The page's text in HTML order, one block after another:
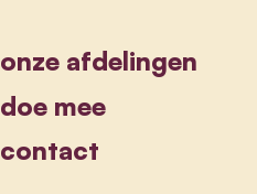
onze afdelingen
doe mee
contact